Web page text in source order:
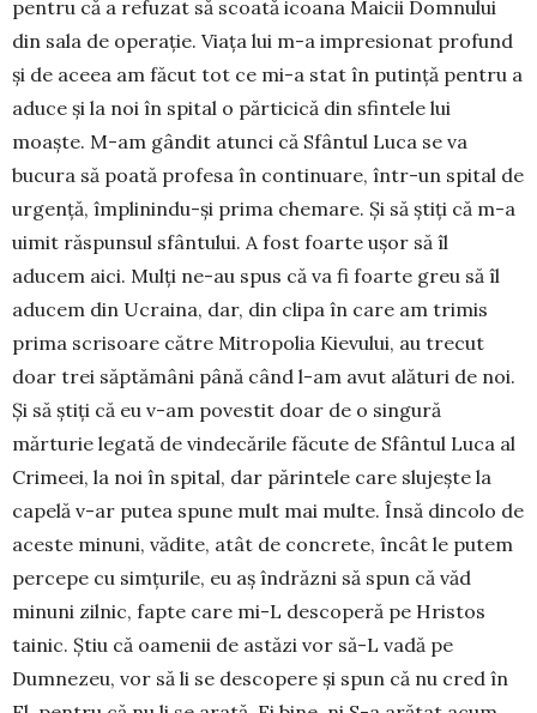
pentru că a refuzat să scoată icoana Maicii Domnului
din sala de operație. Viața lui m-a impresionat profund
și de aceea am făcut tot ce mi-a stat în putință pentru a
aduce și la noi în spital o părticică din sfintele lui
moaște. M-am gândit atunci că Sfântul Luca se va
bucura să poată profesa în continuare, într-un spital de
urgență, împlinindu-și prima chemare. Și să știți că m-a
uimit răspunsul sfântului. A fost foarte ușor să îl
aducem aici. Mulți ne-au spus că va fi foarte greu să îl
aducem din Ucraina, dar, din clipa în care am trimis
prima scrisoare către Mitropolia Kievului, au trecut
doar trei săptămâni până când l-am avut alături de noi.
Și să știți că eu v-am povestit doar de o singură
mărturie legată de vindecările făcute de Sfântul Luca al
Crimeei, la noi în spital, dar părintele care slujește la
capelă v-ar putea spune mult mai multe. Însă dincolo de
aceste minuni, vădite, atât de concrete, încât le putem
percepe cu simțurile, eu aș îndrăzni să spun că văd
minuni zilnic, fapte care mi-L descoperă pe Hristos
tainic. Știu că oamenii de astăzi vor să-L vadă pe
Dumnezeu, vor să li se descopere și spun că nu cred în